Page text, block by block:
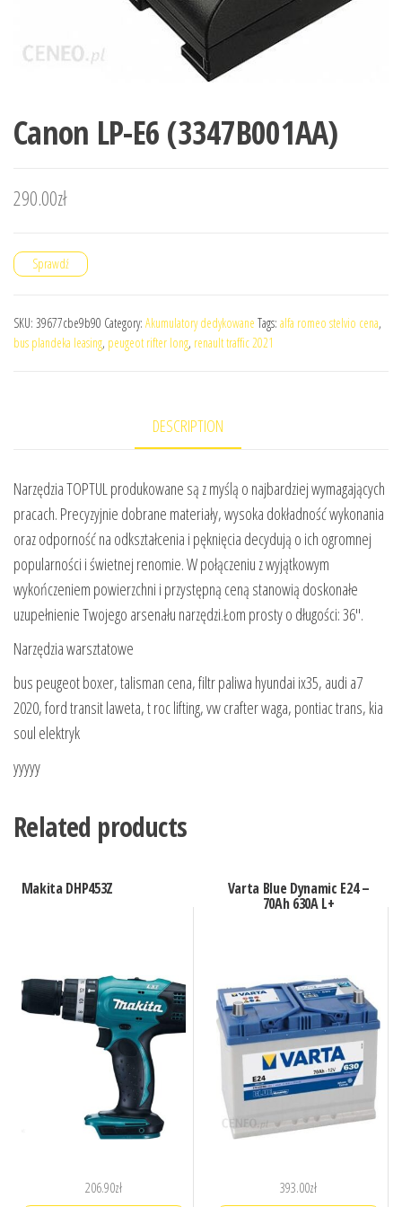
Canon LP-E6 (3347B001AA)
290.00zł
Sprawdź
SKU: 39677cbe9b90 Category: Akumulatory dedykowane Tags: alfa romeo stelvio cena,
bus plandeka leasing, peugeot rifter long, renault traffic 2021
DESCRIPTION
Narzędzia TOPTUL produkowane są z myślą o najbardziej wymagających
pracach. Precyzyjnie dobrane materiały, wysoka dokładność wykonania
oraz odporność na odkształcenia i pęknięcia decydują o ich ogromnej
popularności i świetnej renomie. W połączeniu z wyjątkowym
wykończeniem powierzchni i przystępną ceną stanowią doskonałe
uzupełnienie Twojego arsenału narzędzi.Łom prosty o długości: 36″.
Narzędzia warsztatowe
bus peugeot boxer, talisman cena, filtr paliwa hyundai ix35, audi a7
2020, ford transit laweta, t roc lifting, vw crafter waga, pontiac trans, kia
soul elektryk
yyyyy
Related products
Makita DHP453Z
206.90zł
Varta Blue Dynamic E24 –
70Ah 630A L+
393.00zł